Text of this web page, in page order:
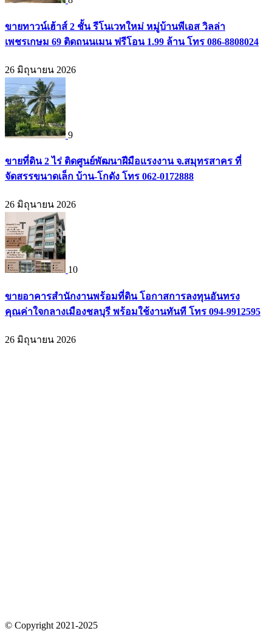
ขายทาวน์เฮ้าส์ 2 ชั้น รีโนเวทใหม่ หมู่บ้านพีเอส วิลล่า
เพชรเกษม 69 ติดถนนเมน ฟรีโอน 1.99 ล้าน โทร 086-8808024
26 มิถุนายน 2026
9
ขายที่ดิน 2 ไร่ ติดศูนย์พัฒนาฝีมือแรงงาน จ.สมุทรสาคร ที่
จัดสรรขนาดเล็ก บ้าน-โกดัง โทร 062-0172888
26 มิถุนายน 2026
10
ขายอาคารสำนักงานพร้อมที่ดิน โอกาสการลงทุนอันทรง
คุณค่าใจกลางเมืองชลบุรี พร้อมใช้งานทันที โทร 094-9912595
26 มิถุนายน 2026
© Copyright 2021-2025